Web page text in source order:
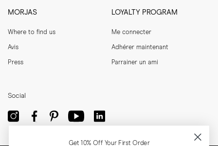
MORJAS
Where to find us
Avis
Press
LOYALTY PROGRAM
Me connecter
Adhérer maintenant
Parrainer un ami
Social
Get 10% Off Your First Order